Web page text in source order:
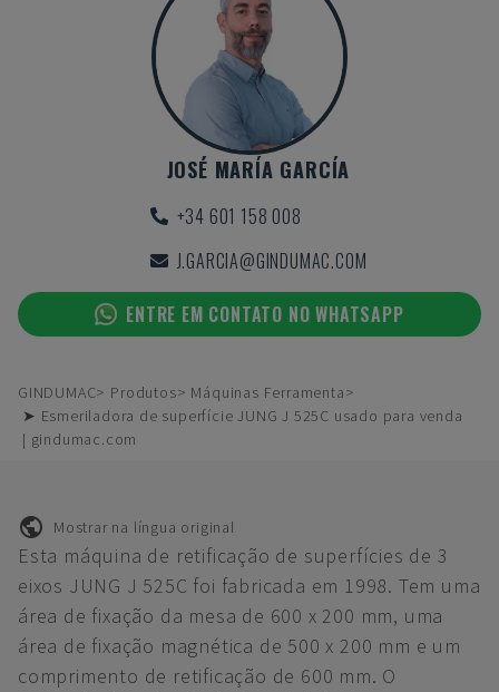
JOSÉ MARÍA GARCÍA
+34 601 158 008
J.GARCIA@GINDUMAC.COM
ENTRE EM CONTATO NO WHATSAPP
GINDUMAC Produtos
Máquinas Ferramenta
➤ Esmeriladora de superfície JUNG J 525C usado para venda
| gindumac.com
Mostrar na língua original
Esta máquina de retificação de superfícies de 3
eixos JUNG J 525C foi fabricada em 1998. Tem uma
área de fixação da mesa de 600 x 200 mm, uma
área de fixação magnética de 500 x 200 mm e um
comprimento de retificação de 600 mm. O